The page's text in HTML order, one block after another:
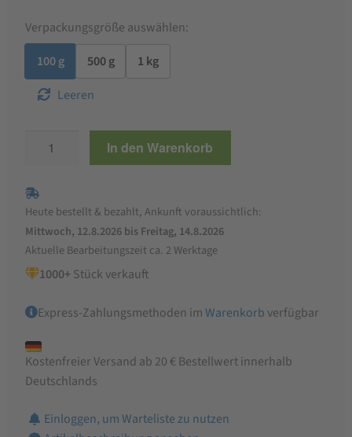
Verpackungsgröße auswählen:
100 g
500 g
1 kg
Leeren
Darmkur
natürliche
Darmsanierung
für
Hühner
und
Menge
In den Warenkorb
Heute bestellt & bezahlt, Ankunft voraussichtlich:
Mittwoch, 12.8.2026 bis Freitag, 14.8.2026
Aktuelle Bearbeitungszeit ca. 2 Werktage
1000+Stück verkauft
Express-Zahlungsmethoden imWarenkorb verfügbar
Kostenfreier Versand ab 20 € Bestellwert innerhalb
Deutschlands
Einloggen, um Warteliste zu nutzen